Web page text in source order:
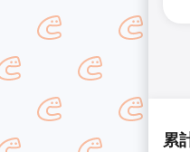
累